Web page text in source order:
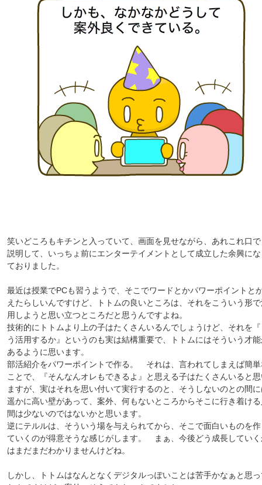
笑いどころもキチンと入っていて、画面を見せながら、あれこれ口
説明して、いっちょ前にエンターテイメントとして成立した余興に
ておりました。
最近は授業でPCも習うようで、そこでワードとかパワーポイントと
えたらしいんですけど、トトムの良いところは、それをこういう形
用しようと思い立つところだと思うんですよね。
技術的にトトムより上の子はたくさんいるんでしょうけど、それを
う活用するか』というのも実は結構重要で、トトムにはそういう才
あるように思います。
部活紹介をパワーポイントで作る。 それは、言われてしまえば簡
ことで、『そんなんオレもできるよ』と思える子はたくさんいると
ますが、実はそれを思い付いて実行するのと、そうしないのとの間
遥かに高い壁があって、案外、何もないところからそこに行き着け
間は少ないのではないかと思います。
逆にテルルは、そういう場を与えられてから、そこで面白いものを
ていくのが得意そうな感じがします。 まぁ、今後どう成長してい
はまだまだわかりませんけどね。
しかし、トトムはなんとなくデジタルっぽいことは苦手かなぁと思